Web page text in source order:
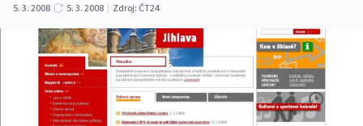
5. 3. 2008
5. 3. 2008 | Zdroj: ČT24